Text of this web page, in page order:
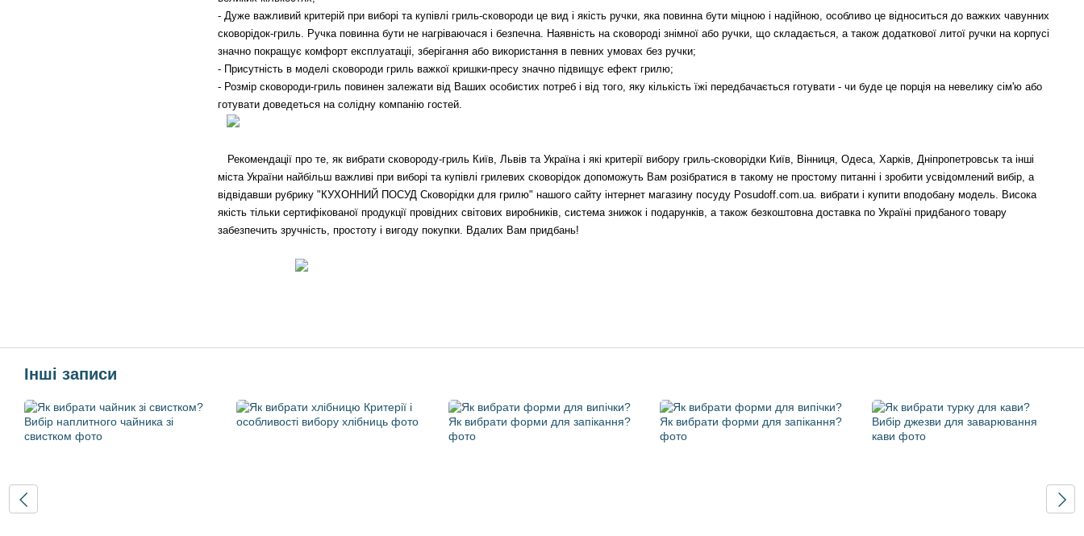
- Дуже важливий критерій при виборі та купівлі гриль-сковороди це вид і якість ручки, яка повинна бути міцною і надійною, особливо це відноситься до важких чавунних
сковорідок-гриль. Ручка повинна бути не нагріваючася і безпечна. Наявність на сковороді знімної або ручки, що складається, а також додаткової литої ручки на корпусі
значно покращує комфорт експлуатаціі, зберігання або використання в певних умовах без ручки;
- Присутність в моделі сковороди гриль важкої кришки-пресу значно підвищує ефект грилю;
- Розмір сковороди-гриль повинен залежати від Ваших особистих потреб і від того, яку кількість їжі передбачається готувати - чи буде це порція на невелику сім'ю або
готувати доведеться на солідну компанію гостей.
Рекомендації про те, як вибрати сковороду-гриль Київ, Львів та Україна і які критерії вибору гриль-сковорідки Київ, Вінниця, Одеса, Харків, Дніпропетровськ та інші
міста України найбільш важливі при виборі та купівлі грилевих сковорідок допоможуть Вам розібратися в такому не простому питанні і зробити усвідомлений вибір, а
відвідавши рубрику "КУХОННИЙ ПОСУД Сковорідки для грилю" нашого сайту інтернет магазину посуду Posudoff.com.ua. вибрати і купити вподобану модель. Висока
якість тільки сертифікованої продукції провідних світових виробників, система знижок і подарунків, а також безкоштовна доставка по Україні придбаного товару
забезпечить зручність, простоту і вигоду покупки. Вдалих Вам придбань!
Інші записи